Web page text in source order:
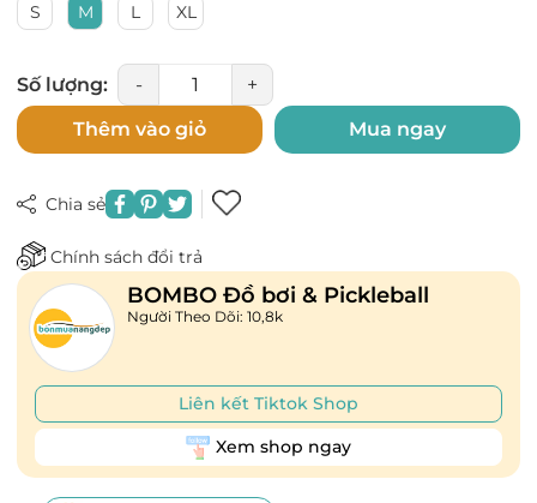
S M L XL
Số lượng: -
+
Thêm vào giỏ
Mua ngay
Chia sẻ
Chính sách đổi trả
BOMBO Đồ bơi & Pickleball
Người Theo Dõi: 10,8k
Liên kết Tiktok Shop
Xem shop ngay